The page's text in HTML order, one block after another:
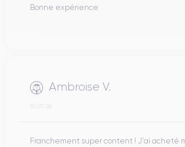
Bonne expérience
Ambroise V.
10/07/26
Franchement super content ! J'ai acheté